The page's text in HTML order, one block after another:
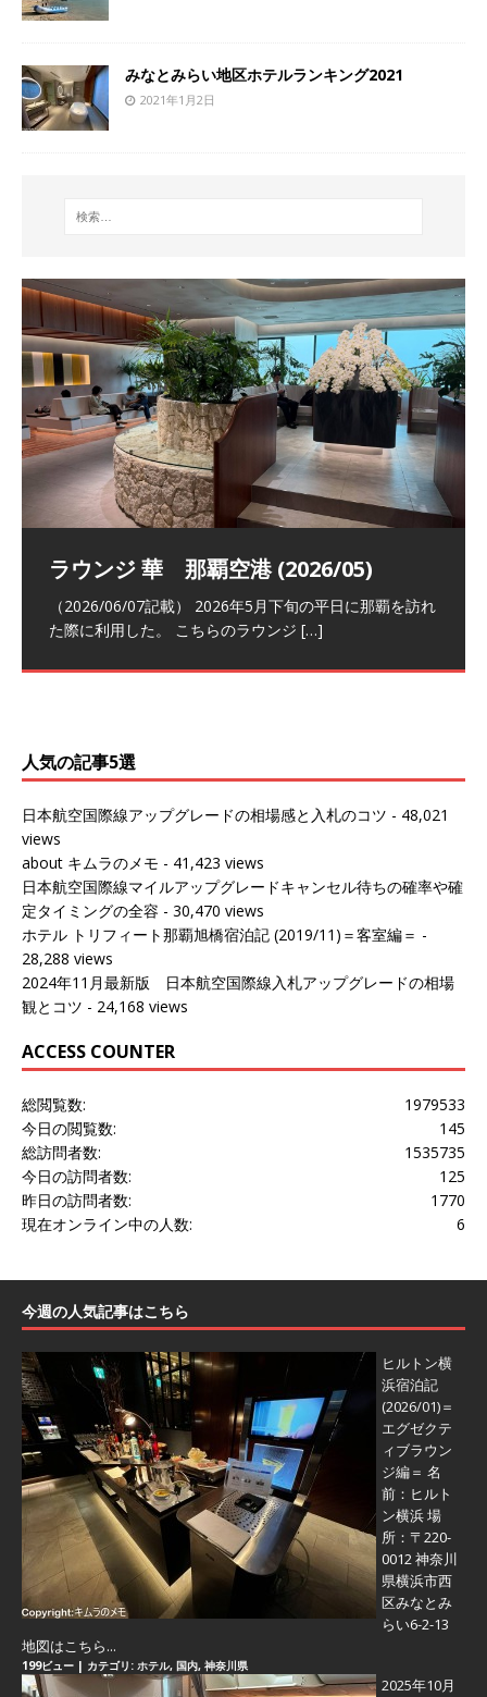
みなとみらい地区ホテルランキング2021
2021年1月2日
祝！日本航空・マリオットの戦略パー
トナーシップによるFOP無料付与とス
テイタスマッチ
ラウンジ 華 那覇空港 (2026/05)
（2026/06/07記載） 2026年5月下旬の平日に那覇を訪れ
た際に利用した。 こちらのラウンジ […]
The Coral Executive Lounge スワ
ンナプーム国際空港国内線ラウンジ
(2026/01)
日本航空 羽田空港国際線ファースト
クラスラウンジ (2026/01)
（2026/03/18記載） 2026年1月、毎年恒例の新年の羽田
バンコクエアウェイズ スワンナプー
ム国際空港国内線ラウンジ (2026/01)
（2026/03/13記載） 2026年1月上旬にバンコク経由でチ
人気の記事5選
日本航空国際線アップグレードの相場感と入札のコツ - 48,021
views
about キムラのメモ - 41,423 views
日本航空国際線マイルアップグレードキャンセル待ちの確率や確
定タイミングの全容 - 30,470 views
ホテル トリフィート那覇旭橋宿泊記 (2019/11)＝客室編＝ -
28,288 views
2024年11月最新版 日本航空国際線入札アップグレードの相場
観とコツ - 24,168 views
ACCESS COUNTER
1979533
総閲覧数:
145
今日の閲覧数:
1535735
総訪問者数:
125
今日の訪問者数:
1770
昨日の訪問者数:
6
現在オンライン中の人数:
今週の人気記事はこちら
ヒルトン横
浜宿泊記
(2026/01)＝
エグゼクテ
ィブラウン
ジ編＝ 名
前：ヒルト
ン横浜 場
所：〒220-
0012 神奈川
県横浜市西
区みなとみ
らい6-2-13
地図はこちら...
199ビュー | カテゴリ: ホテル, 国内, 神奈川県
2025年10月